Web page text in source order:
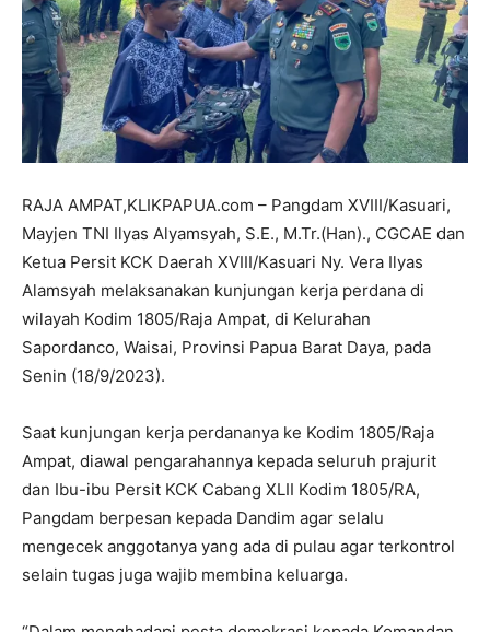
RAJA AMPAT,KLIKPAPUA.com – Pangdam XVIII/Kasuari,
Mayjen TNI Ilyas Alyamsyah, S.E., M.Tr.(Han)., CGCAE dan
Ketua Persit KCK Daerah XVIII/Kasuari Ny. Vera Ilyas
Alamsyah melaksanakan kunjungan kerja perdana di
wilayah Kodim 1805/Raja Ampat, di Kelurahan
Sapordanco, Waisai, Provinsi Papua Barat Daya, pada
Senin (18/9/2023).
Saat kunjungan kerja perdananya ke Kodim 1805/Raja
Ampat, diawal pengarahannya kepada seluruh prajurit
dan Ibu-ibu Persit KCK Cabang XLII Kodim 1805/RA,
Pangdam berpesan kepada Dandim agar selalu
mengecek anggotanya yang ada di pulau agar terkontrol
selain tugas juga wajib membina keluarga.